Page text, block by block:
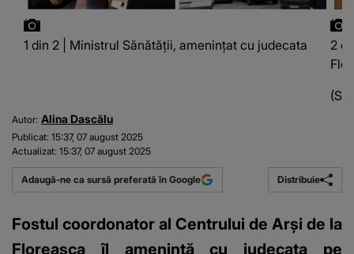
1 din 2 | Ministrul Sănătății, amenințat cu judecata
2
Autor: Alina Dascălu
Publicat: 15:37, 07 august 2025
Actualizat: 15:37, 07 august 2025
Adaugă-ne ca sursă preferată în Google Distribuie
Fostul coordonator al Centrului de Arși de la
Floreasca îl amenință cu judecata pe